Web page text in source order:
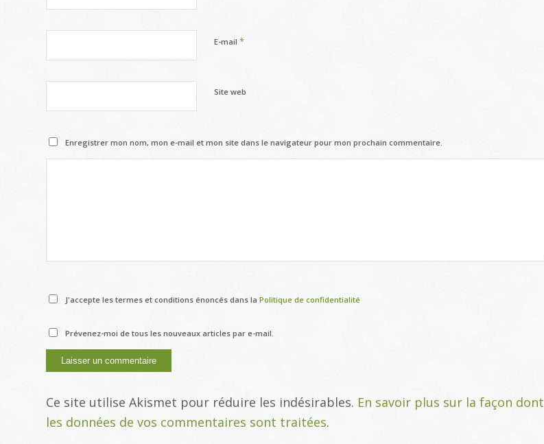
E-mail *
Site web
Enregistrer mon nom, mon e-mail et mon site dans le navigateur pour mon prochain commentaire.
J'accepte les termes et conditions énoncés dans la Politique de confidentialité
Prévenez-moi de tous les nouveaux articles par e-mail.
Ce site utilise Akismet pour réduire les indésirables. En savoir plus sur la façon dont
les données de vos commentaires sont traitées.